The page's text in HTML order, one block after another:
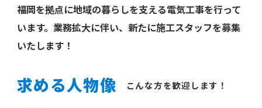
福岡を拠点に地域の暮らしを支える電気工事を行って
います。業務拡大に伴い、新たに施工スタッフを募集
いたします！
求める人物像 こんな方を歓迎します！